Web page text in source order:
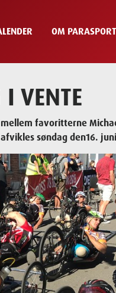
OM
VENTE
favoritterne
søndag den16.